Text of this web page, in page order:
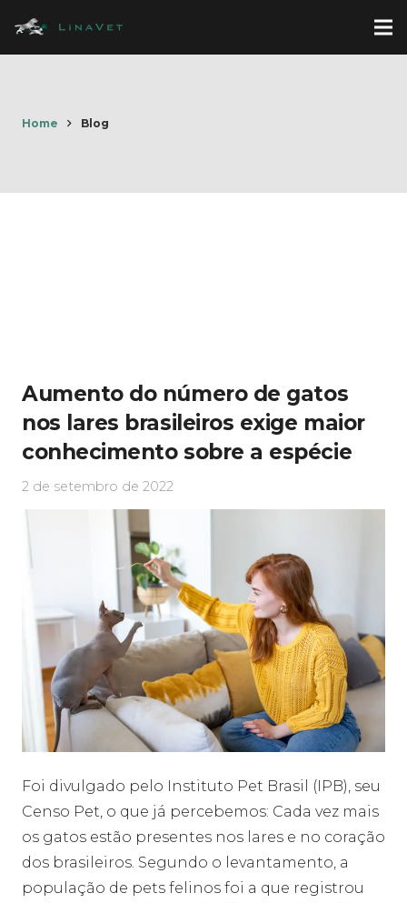
Home Blog
Aumento do número de gatos
nos lares brasileiros exige maior
conhecimento sobre a espécie
2 de setembro de 2022
Foi divulgado pelo Instituto Pet Brasil (IPB), seu
Censo Pet, o que já percebemos: Cada vez mais
os gatos estão presentes nos lares e no coração
dos brasileiros. Segundo o levantamento, a
população de pets felinos foi a que registrou